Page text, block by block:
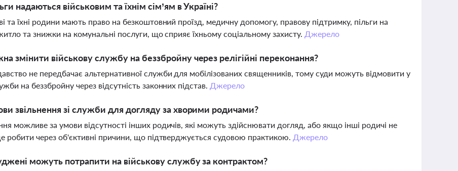
надаються військовим та їхнім сім’ям в Україні?
та їхні родини мають право на безкоштовний проїзд, медичну допомогу, правову підтримку, пільги на
та знижки на комунальні послуги, що сприяє їхньому соціальному захисту. Джерело
змінити військову службу на беззбройну через релігійні переконання?
не передбачає альтернативної служби для мобілізованих священників, тому суди можуть відмовити у
на беззбройну через відсутність законних підстав. Джерело
звільнення зі служби для догляду за хворими родичами?
можливе за умови відсутності інших родичів, які можуть здійснювати догляд, або якщо інші родичі не
робити через об'єктивні причини, що підтверджується судовою практикою. Джерело
можуть потрапити на військову службу за контрактом?